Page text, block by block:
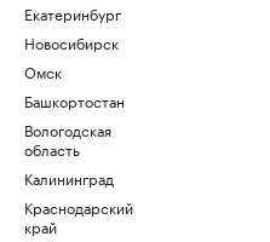
Екатеринбург
Новосибирск
Омск
Башкортостан
Вологодская
область
Калининград
Краснодарский
край